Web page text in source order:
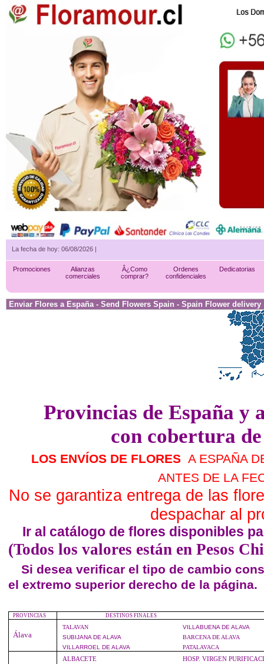
La fecha de hoy: 06/08/2026 |
Promociones
Alianzas
comerciales
Â¿Como
comprar?
Ordenes
confidenciales
Dedicatorias
Enviar Flores a España - Send Flowers Spain - Spain Flower delivery
Provincias de España y
con cobertura
LOS ENVÍOS DE FLORES A ESPAÑA
ANTES DE LA
No se garantiza entrega de las
despachar al
Ir al catálogo de flores disponibles
(Todos los valores están en Pesos
Si desea verificar el tipo de cambio
el extremo superior derecho de la página.
PROVINCIAS DESTINOS FINALES
Álava
TALAVAN VILLABUENADE ALAVA
SUBIJANADE ALAVA
BARCENA DE ALAVA
VILLARROEL
DE ALAVA PATALAVACA
ALBACETE
HOSP. VIRGEN